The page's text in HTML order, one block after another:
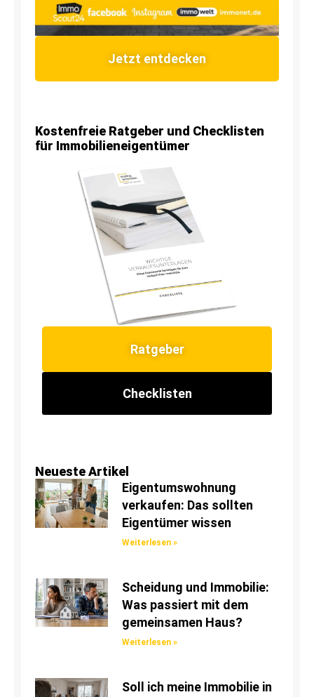
Jetzt entdecken
Kostenfreie Ratgeber und Checklisten
für Immobilieneigentümer
Ratgeber
Checklisten
Neueste Artikel
Eigentumswohnung
verkaufen: Das sollten
Eigentümer wissen
Weiterlesen »
Scheidung und Immobilie:
Was passiert mit dem
gemeinsamen Haus?
Weiterlesen »
Soll ich meine Immobilie in